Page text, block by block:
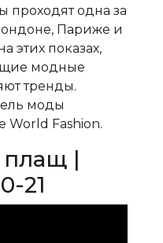
одна за
Париже и
этих показах,
модные
тренды.
моды
World Fashion.
|
21